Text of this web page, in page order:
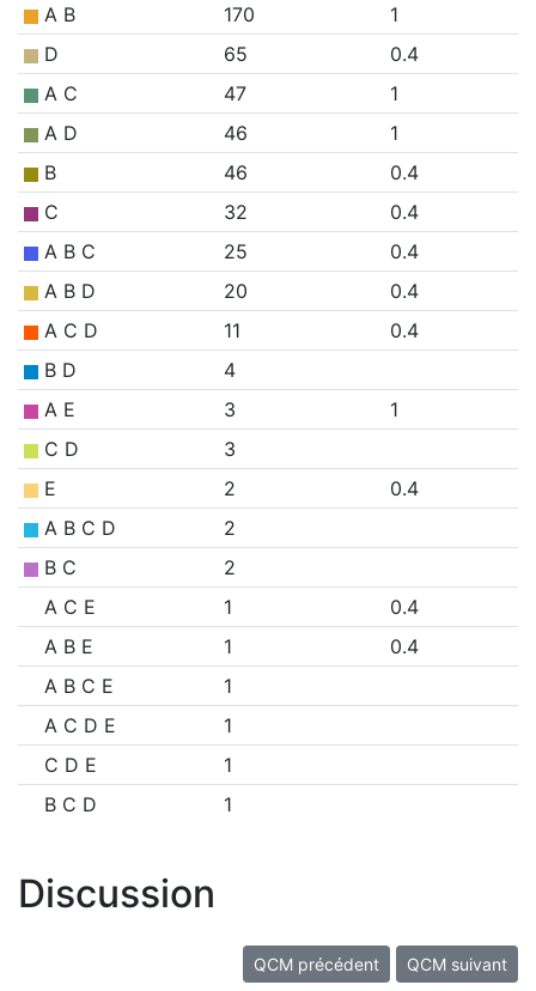
A B
170
1
D
65
0.4
A C
47
1
A D
46
1
B
46
0.4
C
32
0.4
A B C
25
0.4
A B D
20
0.4
A C D
11
0.4
B D
4
A E
3
1
C D
3
E
2
0.4
A B C D
2
B C
2
A C E
1
0.4
A B E
1
0.4
A B C E
1
A C D E
1
C D E
1
B C D
1
Discussion
QCM précédent QCM suivant